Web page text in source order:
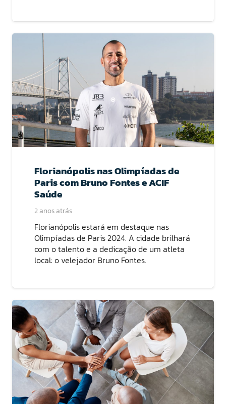
Florianópolis nas Olimpíadas de
Paris com Bruno Fontes e ACIF
Saúde
2 anos atrás
Florianópolis estará em destaque nas
Olimpíadas de Paris 2024. A cidade brilhará
com o talento e a dedicação de um atleta
local: o velejador Bruno Fontes.